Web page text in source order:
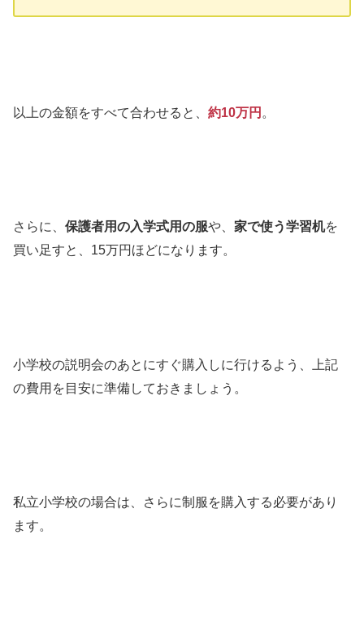
以上の金額をすべて合わせると、約10万円 。
さらに、保護者用の入学式用の服や、家で使う学習机を
買い足すと、15万円ほどになります。
小学校の説明会のあとにすぐ購入しに行けるよう、上記
の費用を目安に準備しておきましょう。
私立小学校の場合は、さらに制服を購入する必要があり
ます。